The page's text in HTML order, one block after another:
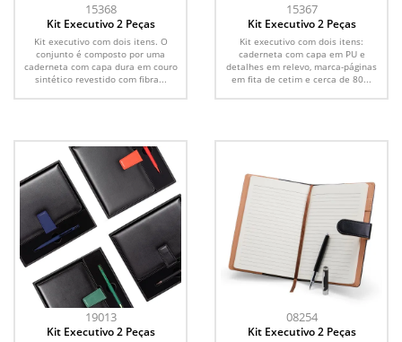
15368
Kit Executivo 2 Peças
Kit executivo com dois itens. O
conjunto é composto por uma
caderneta com capa dura em couro
sintético revestido com fibra...
15367
Kit Executivo 2 Peças
Kit executivo com dois itens:
caderneta com capa em PU e
detalhes em relevo, marca-páginas
em fita de cetim e cerca de 80...
19013
Kit Executivo 2 Peças
08254
Kit Executivo 2 Peças